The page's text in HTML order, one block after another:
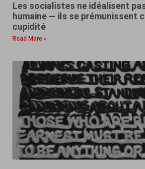
Les socialistes ne idéalisent
humaine — ils se prémunissent
cupidité
Read More »